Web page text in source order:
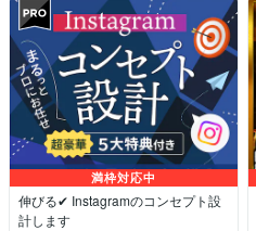
満枠対応中
伸びる✔ Instagramのコンセプト設
計します